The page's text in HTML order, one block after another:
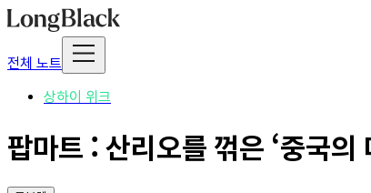
전체 노트
상하이 위크
팝마트 : 산리오를 꺾은 ‘중국